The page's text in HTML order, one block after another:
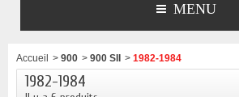
MENU
Accueil > 900 > 900 SII > 1982-1984
1982-1984